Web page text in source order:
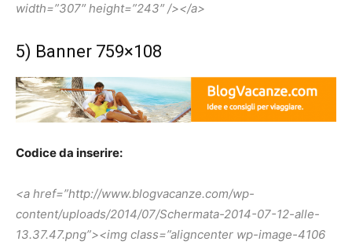
width=”307″ height=”243″ /></a>
5) Banner 759×108
Codice da inserire:
<a href=”http://www.blogvacanze.com/wp-
content/uploads/2014/07/Schermata-2014-07-12-alle-
13.37.47.png”><img class=”aligncenter wp-image-4106